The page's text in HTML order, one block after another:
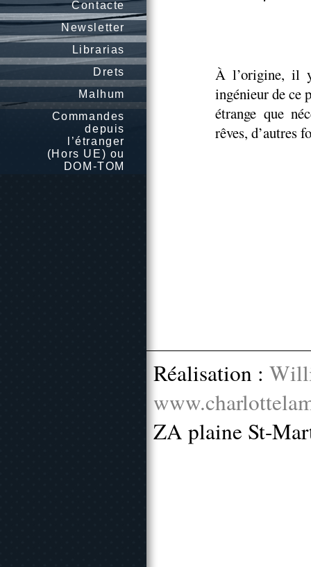
Contacte
Newsletter
Librarias
Drets
Malhum
Commandes
depuis
l’étranger
(Hors UE) ou
DOM-TOM
À l’origine, il
ingénieur de ce
étrange que
rêves, d’autres
Réalisation :
ZA plaine St-